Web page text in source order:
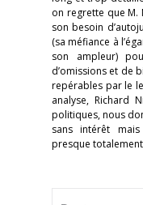
on regrette que
son besoin
(sa méfiance à
son ampleur)
d’omissions et de
repérables par le
analyse, Richard
politiques, nous
sans intérêt
presque